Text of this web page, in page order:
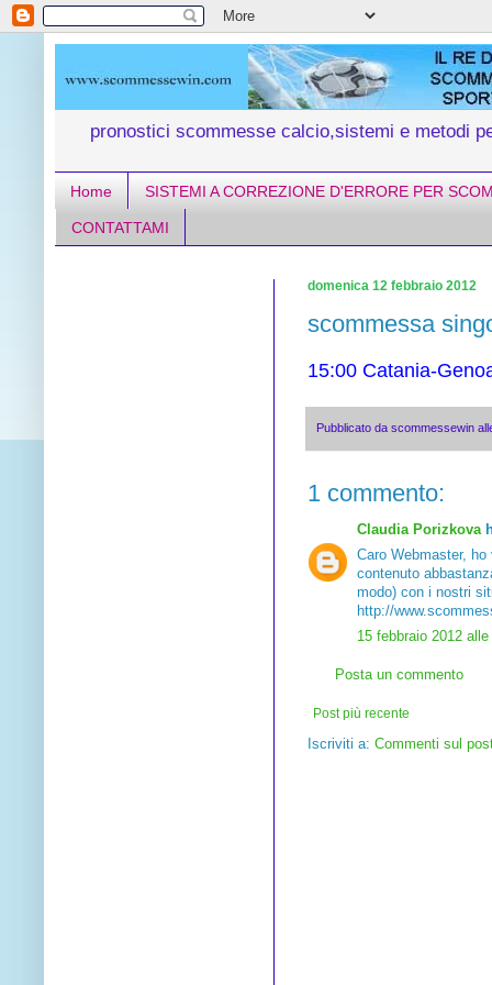
pronostici scommesse calcio,sistemi e metodi
Home SISTEMI A CORREZIONE D'ERRORE PER
CONTATTAMI
domenica 12 febbraio 2012
scommessa
15:00 Catania-
Pubblicato da scommessewin
1 commento:
Claudia Porizkova
Caro Webmaster,
contenuto
modo) con i nostri
http://
15 febbraio 2012
Posta un commento
Post più recente
Iscriviti a: Commenti sul